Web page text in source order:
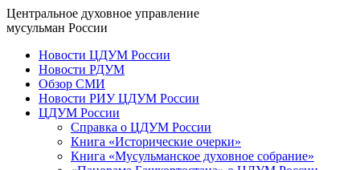
Центральное духовное управление
мусульман России
Новости ЦДУМ России
Новости РДУМ
Обзор СМИ
Новости РИУ ЦДУМ России
ЦДУМ России
Справка о ЦДУМ России
Книга «Исторические очерки»
Книга «Мусульманское духовное собрание»